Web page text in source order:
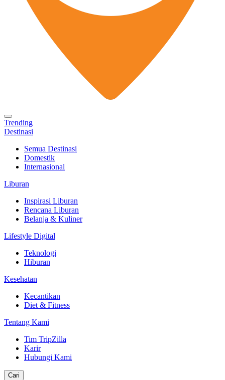
Trending
Destinasi
Semua Destinasi
Domestik
Internasional
Liburan
Inspirasi Liburan
Rencana Liburan
Belanja & Kuliner
Lifestyle Digital
Teknologi
Hiburan
Kesehatan
Kecantikan
Diet & Fitness
Tentang Kami
Tim TripZilla
Karir
Hubungi Kami
Cari